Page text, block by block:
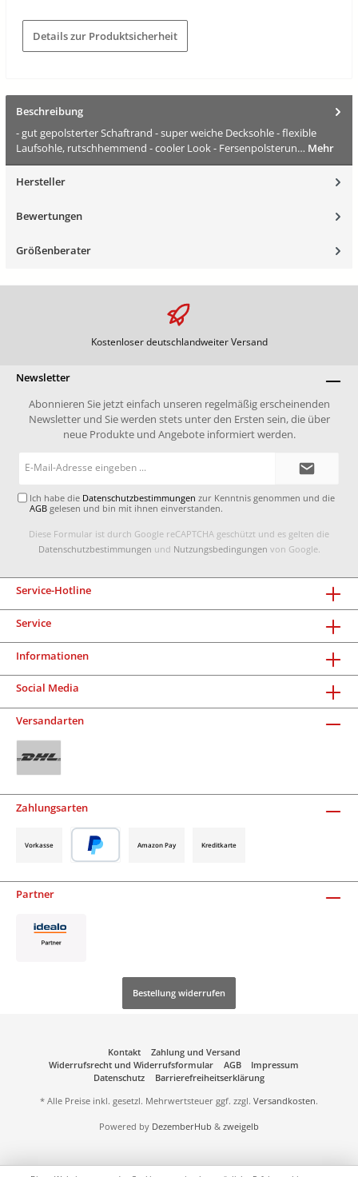
Details zur Produktsicherheit
Beschreibung
- gut gepolsterter Schaftrand - super weiche Decksohle - flexible
Laufsohle, rutschhemmend - cooler Look - Fersenpolsterun… Mehr
Hersteller
Bewertungen
Größenberater
Kostenloser deutschlandweiter Versand
Newsletter
Abonnieren Sie jetzt einfach unseren regelmäßig erscheinenden
Newsletter und Sie werden stets unter den Ersten sein, die über
neue Produkte und Angebote informiert werden.
Ich habe die Datenschutzbestimmungen zur Kenntnis genommen und die
AGB gelesen und bin mit ihnen einverstanden.
Diese Formular ist durch Google reCAPTCHA geschützt und es gelten die
Datenschutzbestimmungen und Nutzungsbedingungen von Google.
Service-Hotline
Service
Informationen
Social Media
Versandarten
Zahlungsarten
Vorkasse Amazon Pay Kreditkarte
Partner
Bestellung widerrufen
Kontakt
Zahlung und Versand
Widerrufsrecht und Widerrufsformular
AGB
Impressum
Datenschutz
Barrierefreiheitserklärung
* Alle Preise inkl. gesetzl. Mehrwertsteuer ggf. zzgl. Versandkosten.
Powered by DezemberHub & zweigelb